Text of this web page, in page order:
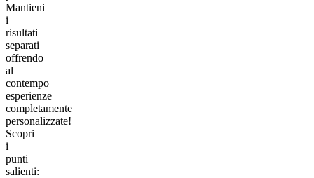
Mantieni
i
risultati
separati
offrendo
al
contempo
esperienze
completamente
personalizzate!
Scopri
i
punti
salienti: